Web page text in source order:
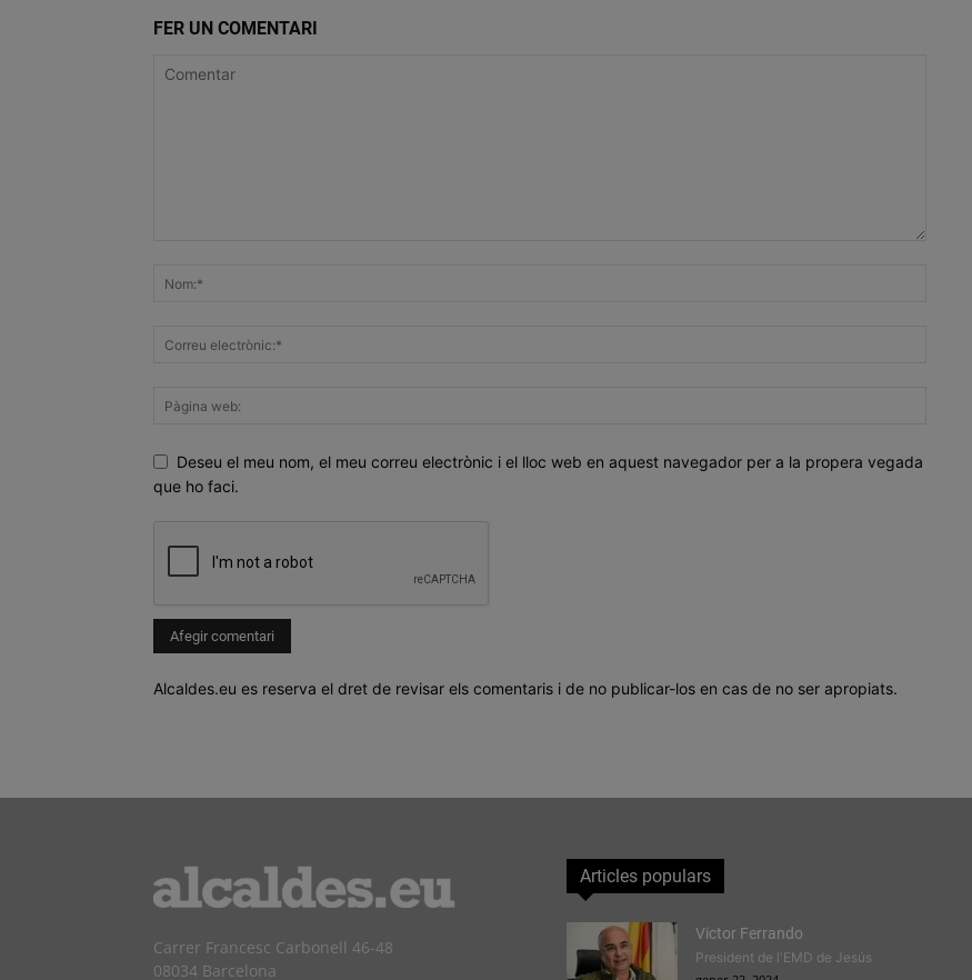
FER UN COMENTARI
Deseu el meu nom, el meu correu electrònic i el lloc web en aquest navegador per a la propera vegada
que ho faci.
Alcaldes.eu es reserva el dret de revisar els comentaris i de no publicar-los en cas de no ser apropiats.
Carrer Francesc Carbonell 46-48
08034 Barcelona
Articles populars
Victor Ferrando
President de l'EMD de Jesús